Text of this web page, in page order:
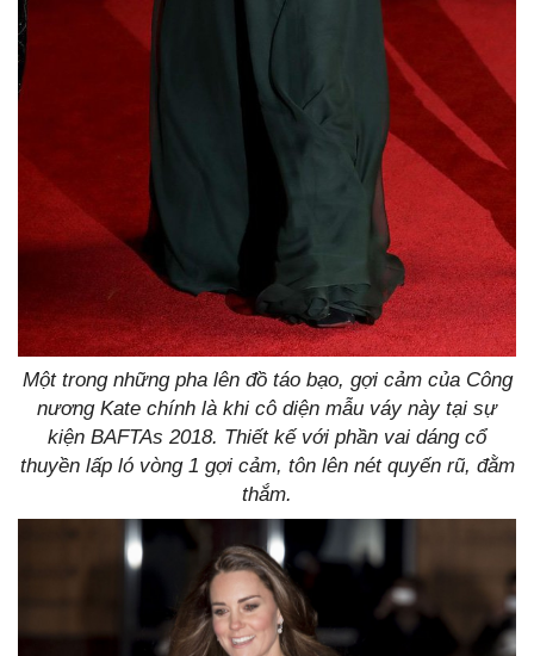
Một trong những pha lên đồ táo bạo, gợi cảm của Công
nương Kate chính là khi cô diện mẫu váy này tại sự
kiện BAFTAs 2018. Thiết kế với phần vai dáng cổ
thuyền lấp ló vòng 1 gợi cảm, tôn lên nét quyến rũ, đằm
thắm.